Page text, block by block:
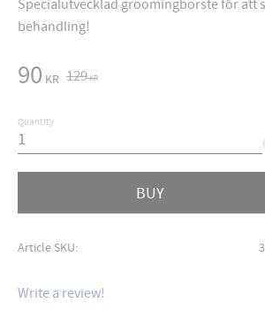
Specialutvecklad groomingborste för att
behandling!
Reduced price:
90 KR Original price:
129KR
Quantity
BUY
Article SKU
Write a review!